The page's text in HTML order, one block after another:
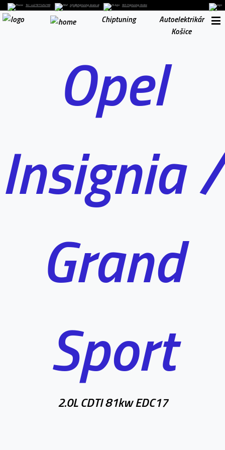
Tel. : +421911454169 info@chiptuning-kosice.sk RLS Chiptuning-Košice
Chiptuning
Autoelektrikár
Košice
Opel
Insignia /
Grand
Sport
2.0L CDTI 81kw EDC17